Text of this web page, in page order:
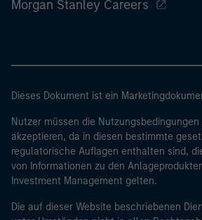
Morgan Stanley Careers
Dieses Dokument ist ein
Nutzer müssen die Nutzungsbedingungen
akzeptieren, da in diesen bestimmte
regulatorische Auflagen enthalten sind,
von Informationen zu den
Investment Management gelten.
Die auf dieser Website beschriebenen